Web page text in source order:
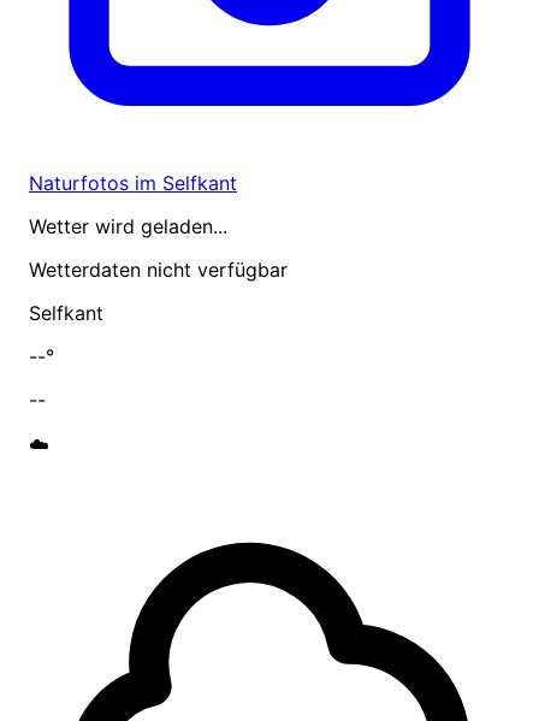
Naturfotos im Selfkant
Wetter wird geladen...
Wetterdaten nicht verfügbar
Selfkant
--°
--
☁️